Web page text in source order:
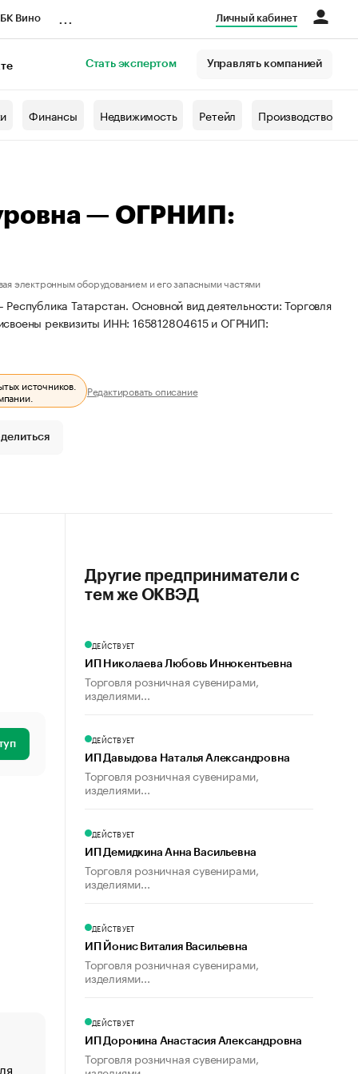
Вино Личный кабинет
Стать экспертом Управлять компанией
Финансы Недвижимость Ретейл Производство
— ОГРНИП:
электронным оборудованием и его запасными частями
Татарстан. Основной вид деятельности: Торговля
реквизиты ИНН: 165812804615 и ОГРНИП:
источников.
Редактировать описание
«От спорта тело стареет иначе». Как живет глава
Другие предприниматели с
тем же ОКВЭД
ДЕЙСТВУЕТ
ИП Николаева Любовь Иннокентьевна
Торговля розничная сувенирами,
изделиями...
ДЕЙСТВУЕТ
ИП Давыдова Наталья Александровна
Торговля розничная сувенирами,
изделиями...
ДЕЙСТВУЕТ
ИП Демидкина Анна Васильевна
Торговля розничная сувенирами,
изделиями...
ДЕЙСТВУЕТ
ИП Йонис Виталия Васильевна
Торговля розничная сувенирами,
изделиями...
ДЕЙСТВУЕТ
ИП Доронина Анастасия Александровна
Торговля розничная сувенирами,